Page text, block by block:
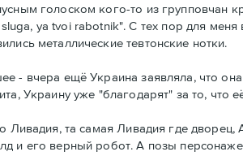
голоском кого-то из групповчан
ya tvoi rabotnik". С тех пор для
металлические тевтонские нотки.
- вчера ещё Украина заявляла, что
Украину уже "благодарят" за то, что
Ливадия, та самая Ливадия где
и его верный робот. А позы